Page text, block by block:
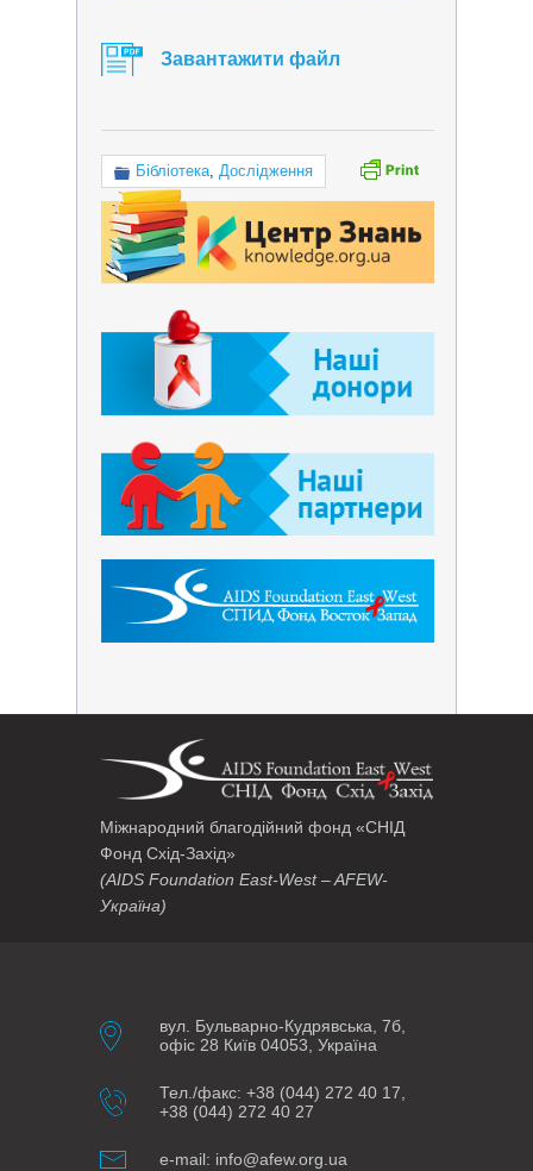
Завантажити файл
Бібліотека Дослідження
Міжнародний благодійний фонд «СНІД
Фонд Схід-Захід»
(AIDS Foundation East-West – AFEW-
Україна)
вул. Бульварно-Кудрявська, 7б,
офіс 28 Київ 04053, Україна
Тел./факс: +38 (044) 272 40 17,
+38 (044) 272 40 27
e-mail: info@afew.org.ua